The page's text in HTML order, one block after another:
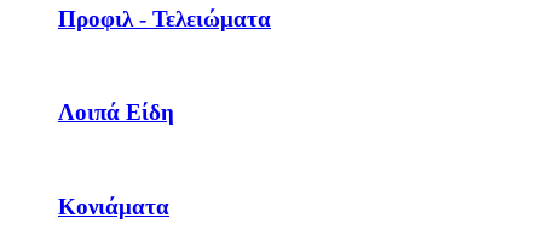
Προφιλ - Τελειώματα
Λοιπά Είδη
Κονιάματα